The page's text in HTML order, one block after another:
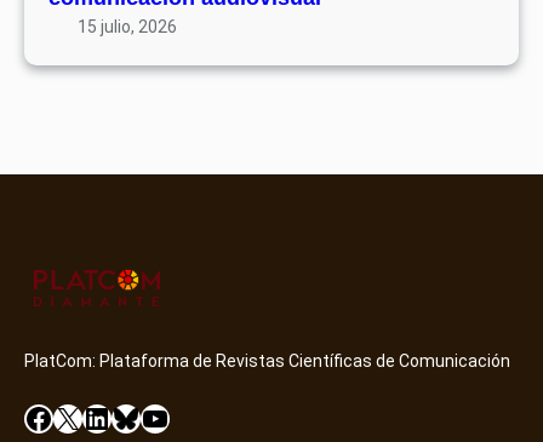
15 julio, 2026
PlatCom: Plataforma de Revistas Científicas de Comunicación
Facebook X LinkedIn Bluesky YouTube